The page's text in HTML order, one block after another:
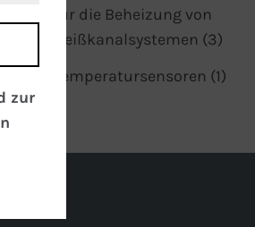
für die Beheizung von
Heißkanalsystemen (3)
Temperatursensoren (1)
zur
zu
nur